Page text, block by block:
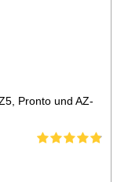
Pronto und AZ-